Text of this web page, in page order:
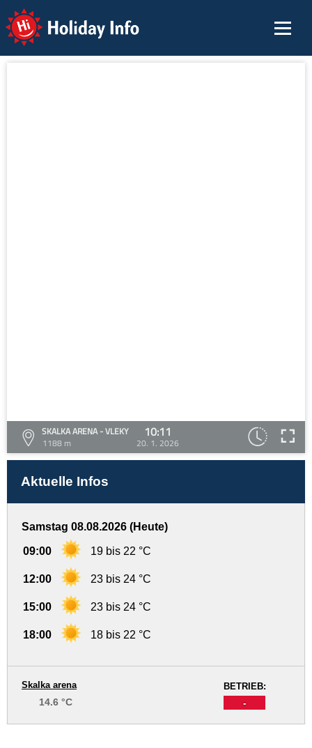
Holiday Info
SKALKA ARENA - VLEKY
1188 m
10:11
20. 1. 2026
Aktuelle Infos
Samstag 08.08.2026 (Heute)
09:00 19 bis 22 °C
12:00 23 bis 24 °C
15:00 23 bis 24 °C
18:00 18 bis 22 °C
BETRIEB:
-
Skalka arena
14.6 °C